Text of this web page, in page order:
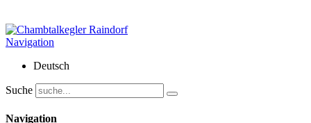
Navigation
Deutsch
Suche
Navigation